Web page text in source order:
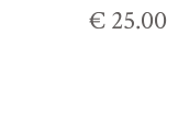
€ 25.00